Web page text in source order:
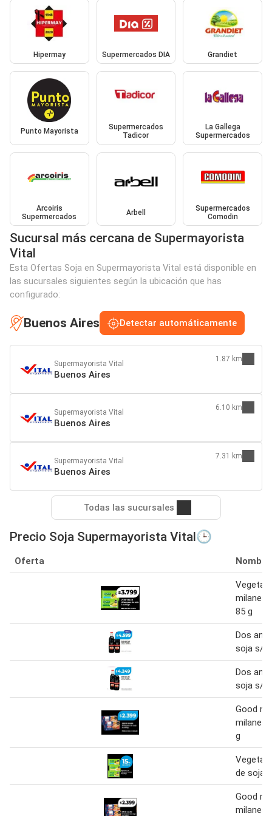
Hipermay Supermercados DIA Grandiet
Punto Mayorista
Supermercados
Tadicor
La Gallega
Supermercados
Arcoiris
Supermercados
Arbell
Supermercados
Comodin
Sucursal más cercana de Supermayorista
Vital
Esta Ofertas Soja en Supermayorista Vital está disponible en
las sucursales siguientes según la ubicación que has
configurado:
Buenos Aires Detectar automáticamente
Supermayorista Vital
Buenos Aires
1.87 km
Supermayorista Vital
Buenos Aires
6.10 km
Supermayorista Vital
Buenos Aires
7.31 km
Todas las sucursales
Precio Soja Supermayorista Vital🕒
Oferta Nombre
85 g
Dos
soja s/
Dos
soja s/
Good
g
de soja
Good